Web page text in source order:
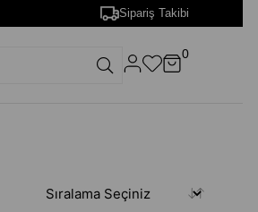
Sipariş Takibi
0